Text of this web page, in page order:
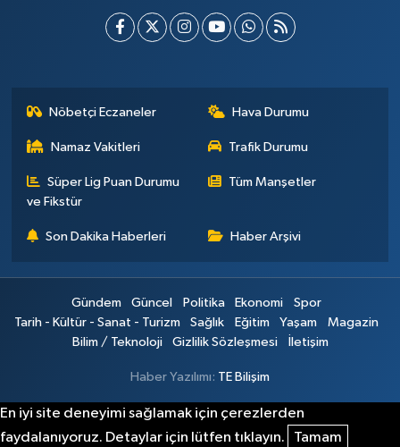
Nöbetçi Eczaneler Hava Durumu
Namaz Vakitleri Trafik Durumu
Süper Lig Puan Durumu
ve Fikstür
Tüm Manşetler
Son Dakika Haberleri Haber Arşivi
Gündem Güncel Politika Ekonomi
Spor
Tarih - Kültür - Sanat - Turizm
Sağlık Eğitim Yaşam
Magazin
Bilim / Teknoloji
Gizlilik Sözleşmesi İletişim
Haber Yazılımı: TE Bilişim
En iyi site deneyimi sağlamak için çerezlerden
faydalanıyoruz. Detaylar için lütfen tıklayın.
Tamam